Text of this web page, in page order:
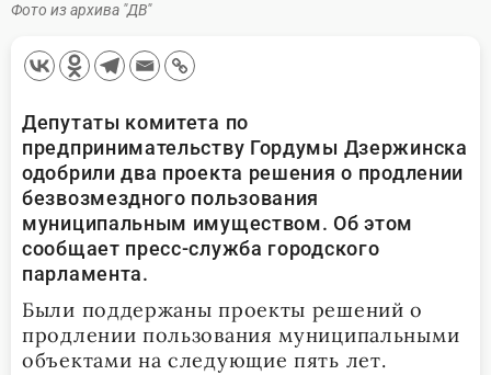
Фото из архива "ДВ"
Депутаты комитета по
предпринимательству Гордумы Дзержинска
одобрили два проекта решения о продлении
безвозмездного пользования
муниципальным имуществом. Об этом
сообщает пресс-служба городского
парламента.
Были поддержаны проекты решений о
продлении пользования муниципальными
объектами на следующие пять лет.